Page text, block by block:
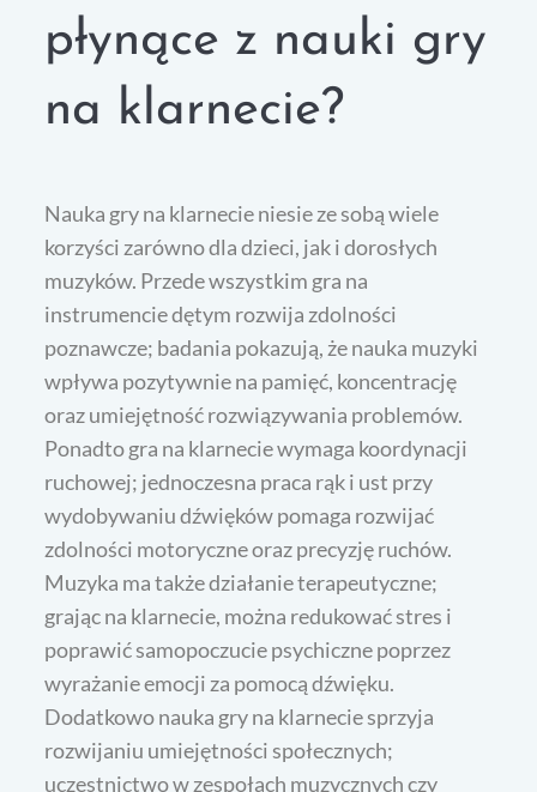
płynące z nauki gry
na klarnecie?
Nauka gry na klarnecie niesie ze sobą wiele
korzyści zarówno dla dzieci, jak i dorosłych
muzyków. Przede wszystkim gra na
instrumencie dętym rozwija zdolności
poznawcze; badania pokazują, że nauka muzyki
wpływa pozytywnie na pamięć, koncentrację
oraz umiejętność rozwiązywania problemów.
Ponadto gra na klarnecie wymaga koordynacji
ruchowej; jednoczesna praca rąk i ust przy
wydobywaniu dźwięków pomaga rozwijać
zdolności motoryczne oraz precyzję ruchów.
Muzyka ma także działanie terapeutyczne;
grając na klarnecie, można redukować stres i
poprawić samopoczucie psychiczne poprzez
wyrażanie emocji za pomocą dźwięku.
Dodatkowo nauka gry na klarnecie sprzyja
rozwijaniu umiejętności społecznych;
uczestnictwo w zespołach muzycznych czy